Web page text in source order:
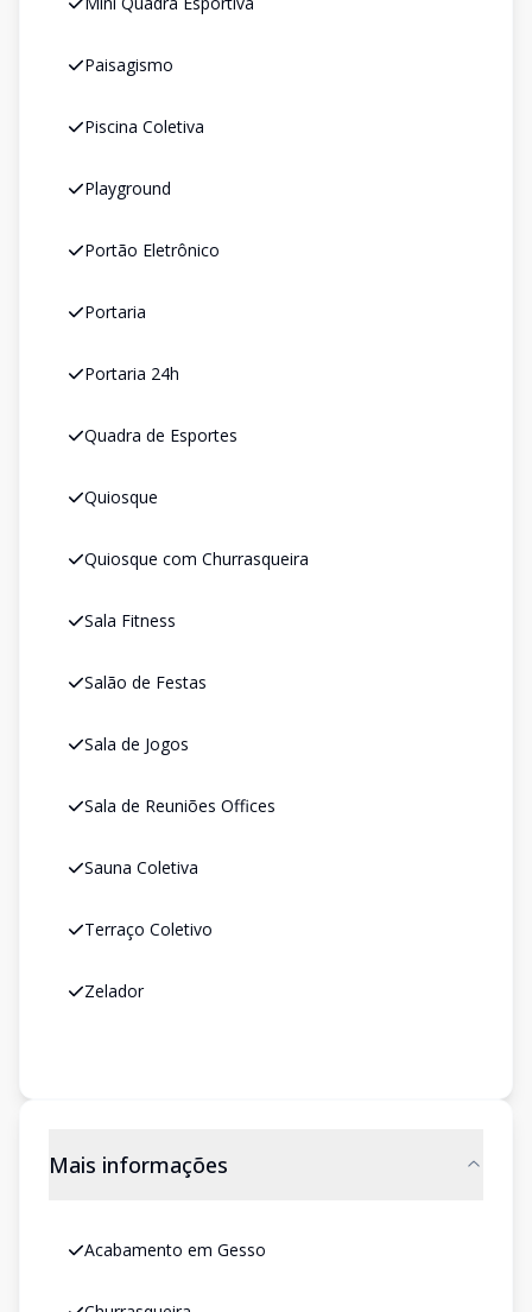
Paisagismo
Piscina Coletiva
Playground
Portão Eletrônico
Portaria
Portaria 24h
Quadra de Esportes
Quiosque
Quiosque com Churrasqueira
Sala Fitness
Salão de Festas
Sala de Jogos
Sala de Reuniões Offices
Sauna Coletiva
Terraço Coletivo
Zelador
Mais informações
Acabamento em Gesso